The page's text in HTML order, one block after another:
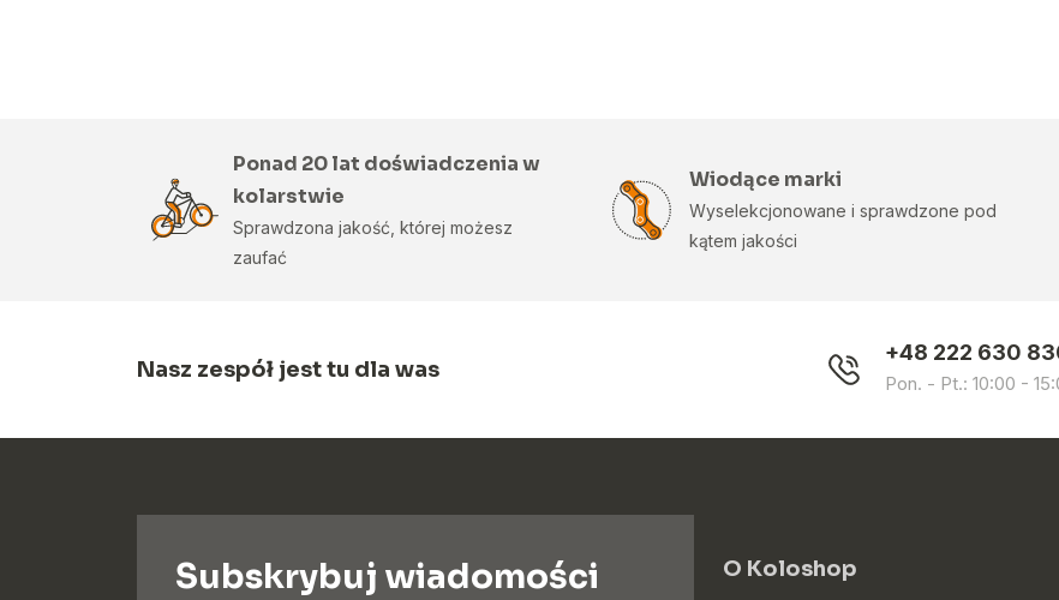
Ponad 20 lat doświadczenia w
kolarstwie
Sprawdzona jakość, której możesz
zaufać
Wiodące marki
Wyselekcjonowane i sprawdzone pod
kątem jakości
Nasz zespół jest tu dla was
+48 222 630
Pon. - Pt.: 10:00 -
Subskrybuj wiadomości
O Koloshop